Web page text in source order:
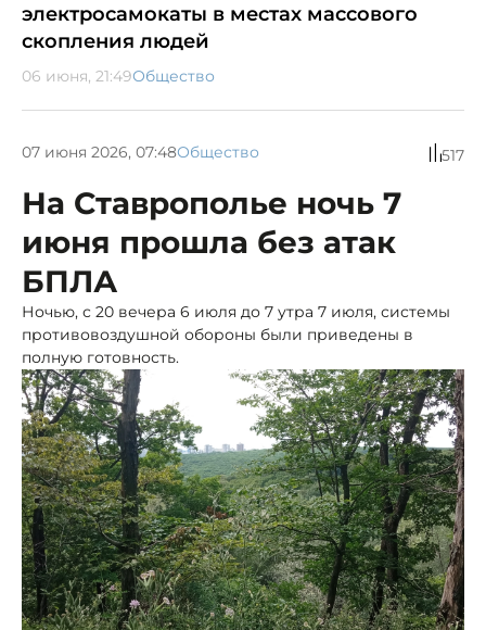
электросамокаты в местах массового
скопления людей
06 июня, 21:49Общество
07 июня 2026, 07:48Общество 517
На Ставрополье ночь 7
июня прошла без атак
БПЛА
Ночью, с 20 вечера 6 июля до 7 утра 7 июля, системы
противовоздушной обороны были приведены в
полную готовность.